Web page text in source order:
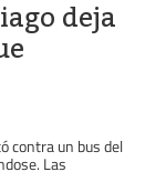
deja
contra un bus del
Las